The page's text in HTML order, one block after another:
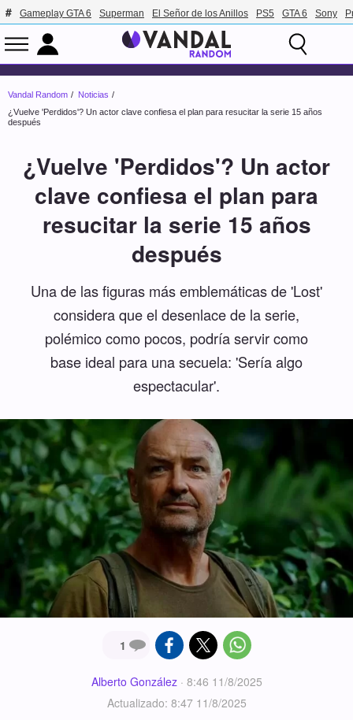
Gameplay GTA 6 Superman El Señor de los Anillos PS5 GTA 6 Sony
Vandal Random
Noticias
¿Vuelve 'Perdidos'? Un actor clave confiesa el plan para resucitar la serie 15 años
después
¿Vuelve 'Perdidos'? Un actor
clave confiesa el plan para
resucitar la serie 15 años
después
Una de las figuras más emblemáticas de 'Lost'
considera que el desenlace de la serie,
polémico como pocos, podría servir como
base ideal para una secuela: 'Sería algo
espectacular'.
1
Alberto González· 8:46 11/8/2025
Actualizado: 8:47 11/8/2025